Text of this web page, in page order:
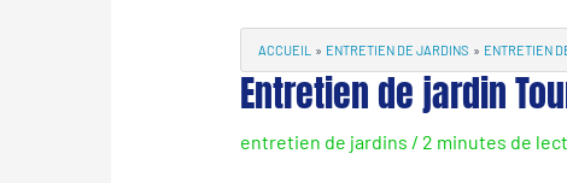
ACCUEIL ENTRETIEN DE JARDINS ENTRETIEN
Entretien de jardin
entretien de jardins / 2 minutes de